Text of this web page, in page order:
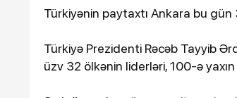
Türkiyənin paytaxtı Ankara bu gün
Türkiyə Prezidenti Rəcəb Tayyib
üzv 32 ölkənin liderləri, 100-ə
Azərbaycanda iş adamı
öldü